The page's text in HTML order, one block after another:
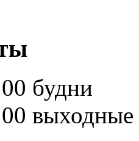
будни
выходные